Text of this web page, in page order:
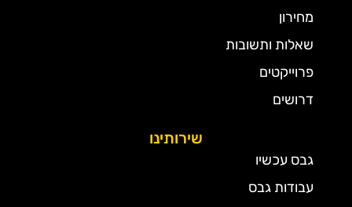
מחירון
שאלות ותשובות
פרוייקטים
דרושים
שירותינו
גבס עכשיו
עבודות גבס